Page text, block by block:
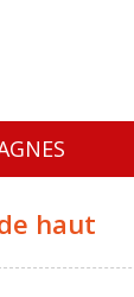
haut